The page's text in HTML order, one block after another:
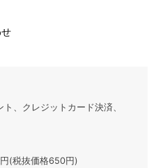
、クレジットカード決済、
(税抜価格650円)